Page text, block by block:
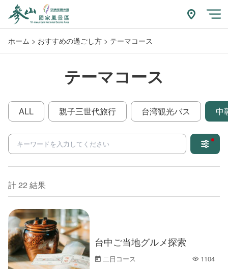
主
內
附近玩什
開
ホーム おすすめの過ごし方 テーマコース
テーマコース
ALL 親子三世代旅行 台湾観光バス 中
關鍵字
計 22 結果
台中ご当地グルメ探索
二日コース
人気
1104